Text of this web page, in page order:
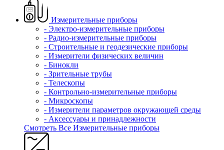
Измерительные приборы
- Электро-измерительные приборы
- Радио-измерительные приборы
- Строительные и геодезические приборы
- Измерители физических величин
- Бинокли
- Зрительные трубы
- Телескопы
- Контрольно-измерительные приборы
- Микроскопы
- Измерители параметров окружающей среды
- Аксессуары и принадлежности
Смотреть Все Измерительные приборы